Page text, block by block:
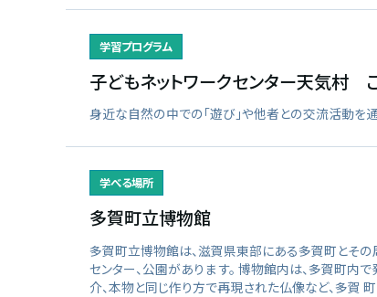
学習プログラム
子どもネットワークセンター天気村
身近な自然の中での「遊び」や他者との交流活動を
学べる場所
多賀町立博物館
多賀町立博物館は、滋賀県東部にある多賀町とその
センター、公園がありま す。 博物館内は、多賀町
介、本物と同じ作り方で再現された仏像など、多賀